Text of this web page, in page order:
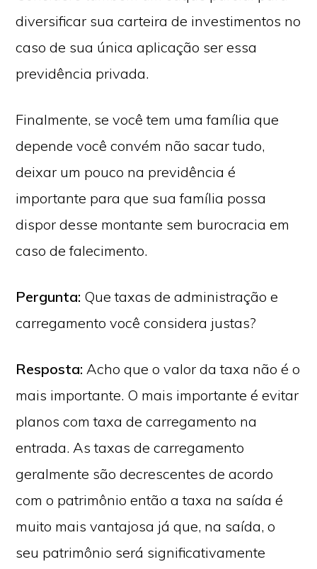
diversificar sua carteira de investimentos no
caso de sua única aplicação ser essa
previdência privada.
Finalmente, se você tem uma família que
depende você convém não sacar tudo,
deixar um pouco na previdência é
importante para que sua família possa
dispor desse montante sem burocracia em
caso de falecimento.
Pergunta: Que taxas de administração e
carregamento você considera justas?
Resposta: Acho que o valor da taxa não é o
mais importante. O mais importante é evitar
planos com taxa de carregamento na
entrada. As taxas de carregamento
geralmente são decrescentes de acordo
com o patrimônio então a taxa na saída é
muito mais vantajosa já que, na saída, o
seu patrimônio será significativamente